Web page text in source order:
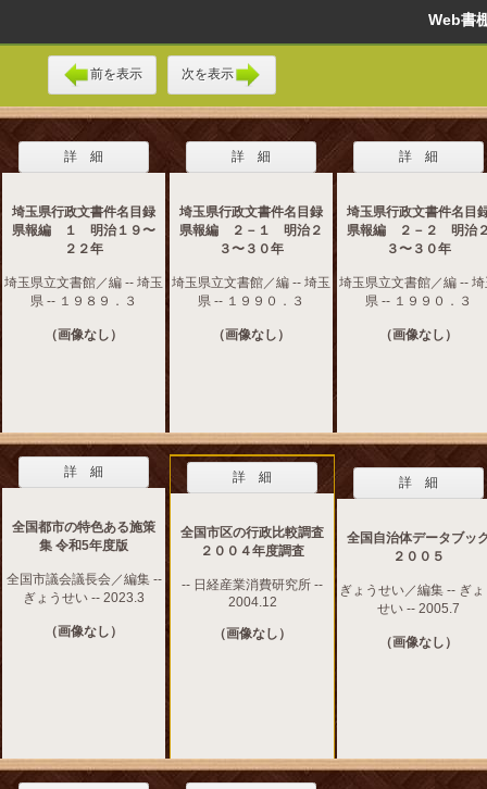
Web
前を表示 次を表示
詳 細
埼玉県行政文書件名目録
県報編 １ 明治１９〜
２２年
埼玉県立文書館／編 -- 埼玉
県 -- １９８９．３
（画像なし）
詳 細
埼玉県行政文書件名目録
県報編 ２－１ 明治２
３〜３０年
埼玉県立文書館／編 -- 埼玉
県 -- １９９０．３
（画像なし）
詳 細
埼玉県行政文書件名目
県報編 ２－２ 明治
３〜３０年
埼玉県立文書館／編 --
県 -- １９９０．３
（画像なし）
詳 細
全国都市の特色ある施策
集 令和5年度版
全国市議会議長会／編集 --
ぎょうせい -- 2023.3
（画像なし）
詳 細
全国市区の行政比較調査
２００４年度調査
-- 日経産業消費研究所 --
2004.12
（画像なし）
詳 細
全国自治体データブッ
２００５
ぎょうせい／編集 -- ぎ
せい -- 2005.7
（画像なし）